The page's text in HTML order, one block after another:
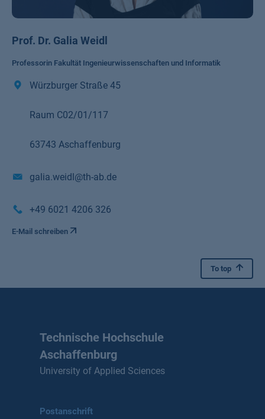
Prof. Dr. Galia Weidl
Professorin Fakultät Ingenieurwissenschaften und Informatik
Würzburger Straße 45
Raum C02/01/117
63743 Aschaffenburg
galia.weidl@th-ab.de
+49 6021 4206 326
E-Mail schreiben
To top
Technische Hochschule
Aschaffenburg
University of Applied Sciences
Postanschrift